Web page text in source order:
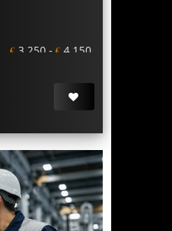
€ 3.250 - € 4.150